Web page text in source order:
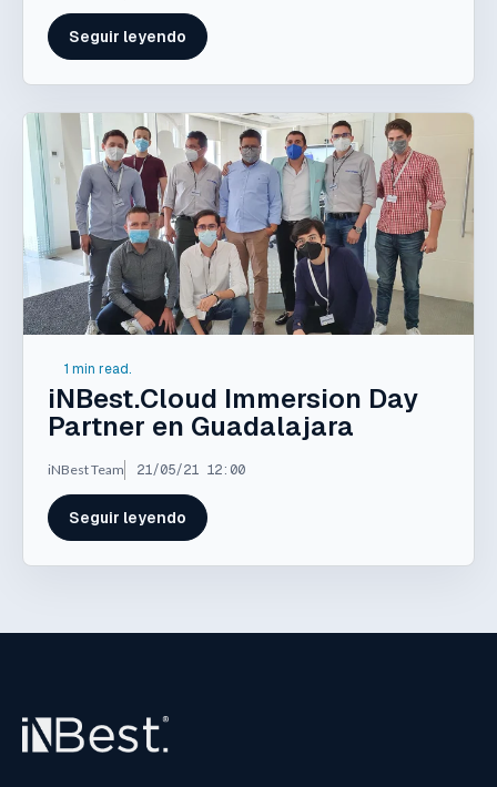
Seguir leyendo
1 min read.
iNBest.Cloud Immersion Day
Partner en Guadalajara
iNBest Team 21/05/21 12:00
Seguir leyendo